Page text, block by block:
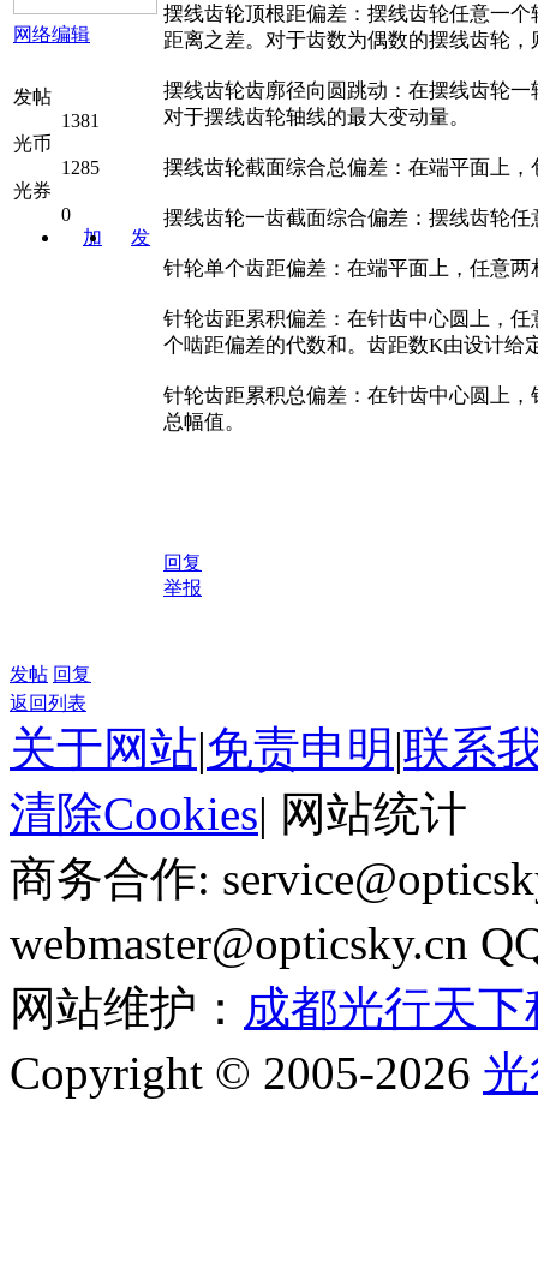
网络编辑
发帖
1381
光币
1285
光券
0
加
发
摆线齿轮顶根距偏差：摆线齿轮任意一
距离之差。对于齿数为偶数的摆线齿轮
摆线齿轮齿廓径向圆跳动：在摆线齿轮
对于摆线齿轮轴线的最大变动量。
摆线齿轮截面综合总偏差：在端平面上
摆线齿轮一齿截面综合偏差：摆线齿轮
针轮单个齿距偏差：在端平面上，任意
针轮齿距累积偏差：在针齿中心圆上，
个啮距偏差的代数和。齿距数K由设计给
针轮齿距累积总偏差：在针齿中心圆上
总幅值。
回复
举报
发帖 回复
返回列表
关于网站|免责申明 |联系
清除Cookies| 网站统计
商务合作:
webmaster@opticsky.cn
网站维护： 成都光行天
Copyright © 2005-2026